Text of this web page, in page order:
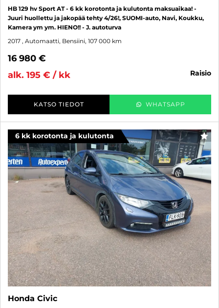
HB 129 hv Sport AT - 6 kk korotonta ja kulutonta maksuaikaa! -
Juuri huollettu ja jakopää tehty 4/26!, SUOMI-auto, Navi, Koukku,
Kamera ym ym. HIENO!! - J. autoturva
2017 , Automaatti, Bensiini, 107 000 km
16 980 €
alk. 195 € / kk
raisio
KATSO TIEDOT WHATSAPP
6 kk korotonta ja kulutonta
Honda Civic